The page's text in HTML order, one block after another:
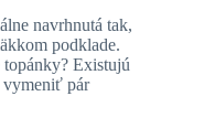
navrhnutá tak,
podklade.
Existujú
vymeniť pár